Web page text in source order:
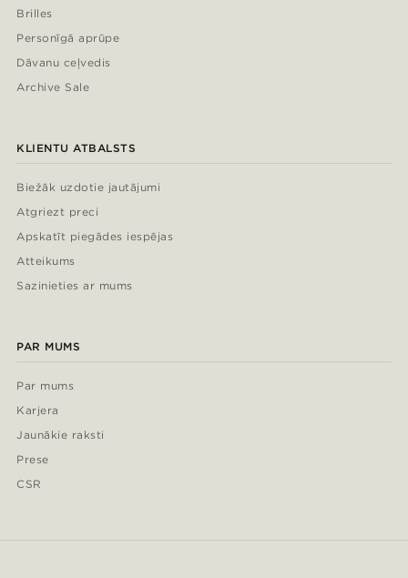
Brilles
Personīgā aprūpe
Dāvanu ceļvedis
Archive Sale
KLIENTU ATBALSTS
Biežāk uzdotie jautājumi
Atgriezt preci
Apskatīt piegādes iespējas
Atteikums
Sazinieties ar mums
PAR MUMS
Par mums
Karjera
Jaunākie raksti
Prese
CSR